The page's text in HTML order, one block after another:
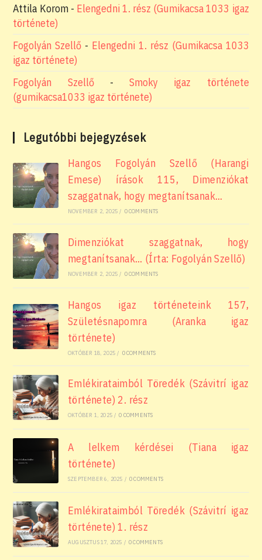
Attila Korom- Elengedni 1. rész (Gumikacsa 1033 igaz
története)
Fogolyán Szellő - Elengedni 1. rész (Gumikacsa 1033
igaz története)
Fogolyán Szellő-Smoky igaz története
(gumikacsa1033 igaz története)
Legutóbbi bejegyzések
Hangos Fogolyán Szellő (Harangi
Emese) írások 115, Dimenziókat
szaggatnak, hogy megtanítsanak…
NOVEMBER 2, 2025 / 0 COMMENTS
Dimenziókat szaggatnak, hogy
megtanítsanak… (Írta: Fogolyán Szellő)
NOVEMBER 2, 2025 / 0 COMMENTS
Hangos igaz történeteink 157,
Születésnapomra (Aranka igaz
története)
OKTÓBER 18, 2025 / 0 COMMENTS
Emlékirataimból Töredék (Szávitrí igaz
története) 2. rész
OKTÓBER 1, 2025 / 0 COMMENTS
A lelkem kérdései (Tiana igaz
története)
SZEPTEMBER 6, 2025 / 0 COMMENTS
Emlékirataimból Töredék (Szávitrí igaz
története) 1. rész
AUGUSZTUS 17, 2025 / 0 COMMENTS